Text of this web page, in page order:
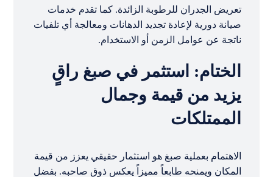
تعريض الجدران للرطوبة الزائدة. كما تقدم خدمات
صيانة دورية لإعادة تجديد الدهانات ومعالجة أي تلفيات
ناتجة عن عوامل الزمن أو الاستخدام.
الختام: استثمر في صبغ راقٍ
يزيد من قيمة وجمال
الممتلكات
الاهتمام بعملية صبغ هو استثمار حقيقي يعزز من قيمة
المكان ويمنحه طابعاً مميزاً يعكس ذوق صاحبه. بفضل